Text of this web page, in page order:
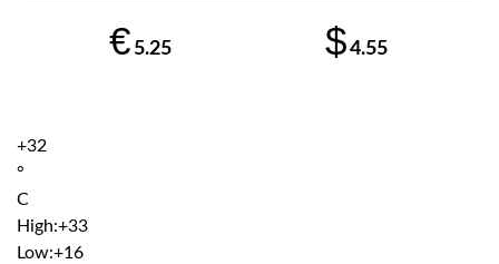
€ 5.25 $4.55
+32
°
C
High:+33
Low:+16